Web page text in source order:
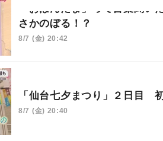
「おぼんだま」って言葉聞
さかのぼる！？
8/7 (金) 20:42
「仙台七夕まつり」２日目
8/7 (金) 20:40